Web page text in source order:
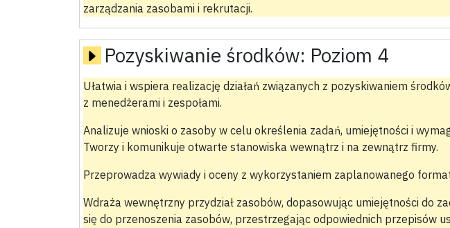
zarządzania zasobami i rekrutacji.
Pozyskiwanie środków: Poziom 4
Ułatwia i wspiera realizację działań związanych z pozyskiwaniem
z menedżerami i zespołami.
Analizuje wnioski o zasoby w celu określenia zadań, umiejętności i
Tworzy i komunikuje otwarte stanowiska wewnątrz i na zewnątrz firmy.
Przeprowadza wywiady i oceny z wykorzystaniem zaplanowanego
Wdraża wewnętrzny przydział zasobów, dopasowując umiejętności do
się do przenoszenia zasobów, przestrzegając odpowiednich przepisów